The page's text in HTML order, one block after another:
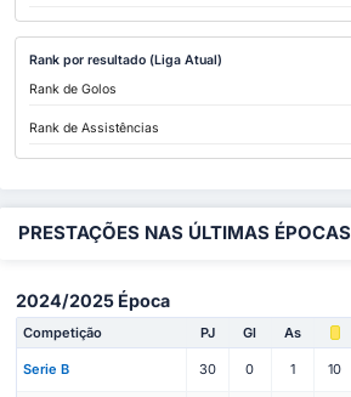
Rank por resultado (Liga Atual)
Rank de Golos
Rank de Assistências
PRESTAÇÕES NAS ÚLTIMAS ÉPOCAS
2024/2025 Época
Competição PJ Gl As
Serie B 30 0 1 10